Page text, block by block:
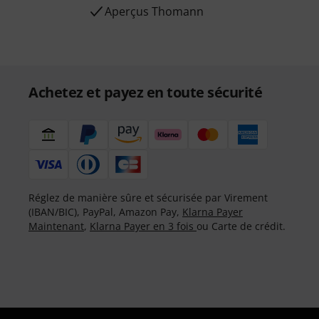
Aperçus Thomann
Achetez et payez en toute sécurité
Réglez de manière sûre et sécurisée par Virement
(IBAN/BIC), PayPal, Amazon Pay, Klarna Payer
Maintenant, Klarna Payer en 3 fois ou Carte de crédit.